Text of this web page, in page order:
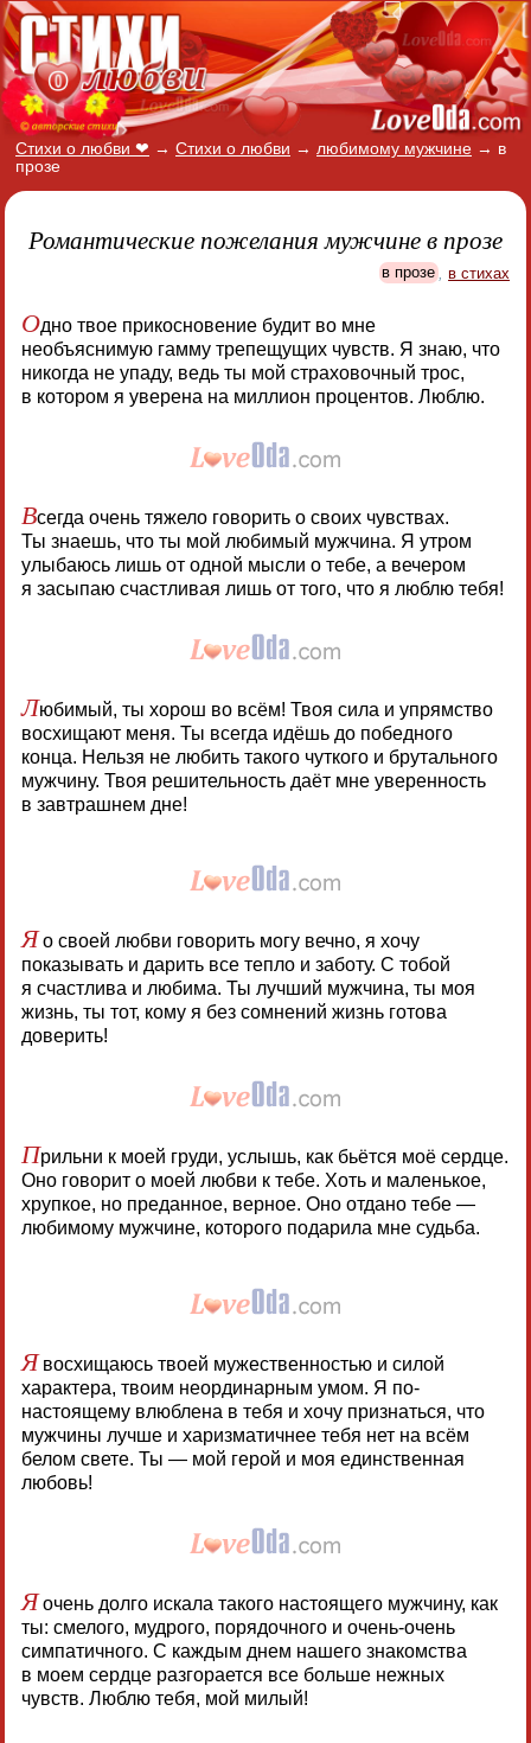
Стихи о любви ❤ → Стихи о любви → любимому мужчине → в
прозе
Романтические пожелания мужчине в прозе
в прозе в стихах
Одно твое прикосновение будит во мне
необъяснимую гамму трепещущих чувств. Я знаю, что
никогда не упаду, ведь ты мой страховочный трос,
в котором я уверена на миллион процентов. Люблю.
Всегда очень тяжело говорить о своих чувствах.
Ты знаешь, что ты мой любимый мужчина. Я утром
улыбаюсь лишь от одной мысли о тебе, а вечером
я засыпаю счастливая лишь от того, что я люблю тебя!
Любимый, ты хорош во всём! Твоя сила и упрямство
восхищают меня. Ты всегда идёшь до победного
конца. Нельзя не любить такого чуткого и брутального
мужчину. Твоя решительность даёт мне уверенность
в завтрашнем дне!
Яо своей любви говорить могу вечно, я хочу
показывать и дарить все тепло и заботу. С тобой
я счастлива и любима. Ты лучший мужчина, ты моя
жизнь, ты тот, кому я без сомнений жизнь готова
доверить!
Прильни к моей груди, услышь, как бьётся моё сердце.
Оно говорит о моей любви к тебе. Хоть и маленькое,
хрупкое, но преданное, верное. Оно отдано тебе —
любимому мужчине, которого подарила мне судьба.
Явосхищаюсь твоей мужественностью и силой
характера, твоим неординарным умом. Я по-
настоящему влюблена в тебя и хочу признаться, что
мужчины лучше и харизматичнее тебя нет на всём
белом свете. Ты — мой герой и моя единственная
любовь!
Яочень долго искала такого настоящего мужчину, как
ты: смелого, мудрого, порядочного и очень-очень
симпатичного. С каждым днем нашего знакомства
в моем сердце разгорается все больше нежных
чувств. Люблю тебя, мой милый!